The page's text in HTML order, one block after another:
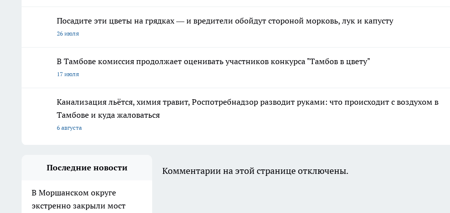
Посадите эти цветы на грядках — и вредители обойдут стороной морковь, лук и капусту
26 июля
В Тамбове комиссия продолжает оценивать участников конкурса "Тамбов в цвету"
17 июля
Канализация льётся, химия травит, Роспотребнадзор разводит руками: что происходит с воздухом в
Тамбове и куда жаловаться
6 августа
Последние новости
В Моршанском округе
экстренно закрыли мост
Комментарии на этой странице отключены.